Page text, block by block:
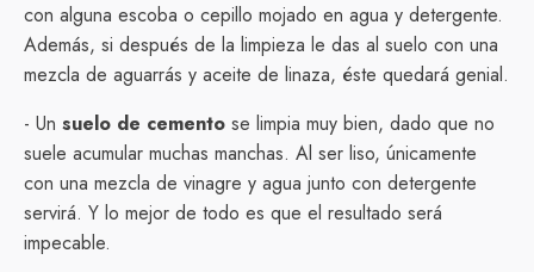
con alguna escoba o cepillo mojado en agua y detergente.
Además, si después de la limpieza le das al suelo con una
mezcla de aguarrás y aceite de linaza, éste quedará genial.
- Un suelo de cemento se limpia muy bien, dado que no
suele acumular muchas manchas. Al ser liso, únicamente
con una mezcla de vinagre y agua junto con detergente
servirá. Y lo mejor de todo es que el resultado será
impecable.